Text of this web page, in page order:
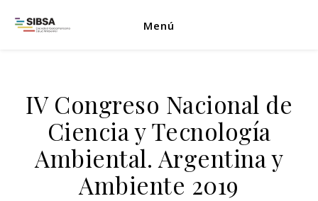
Menú
IV Congreso Nacional de
Ciencia y Tecnología
Ambiental. Argentina y
Ambiente 2019